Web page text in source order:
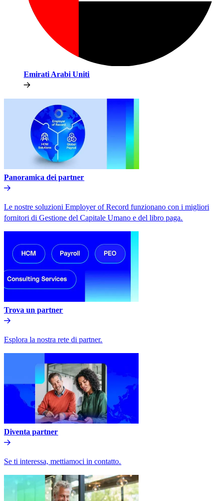
Emirati Arabi Uniti​​
Panoramica dei partner​​
Le nostre soluzioni Employer of Record funzionano con i migliori
fornitori di Gestione del Capitale Umano e del libro paga.​​
Trova un partner​​
Esplora la nostra rete di partner.​​
Diventa partner​​
Se ti interessa, mettiamoci in contatto.​​